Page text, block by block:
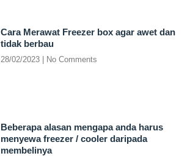
Cara Merawat Freezer box agar awet dan
tidak berbau
28/02/2023 No Comments
Beberapa alasan mengapa anda harus
menyewa freezer / cooler daripada
membelinya